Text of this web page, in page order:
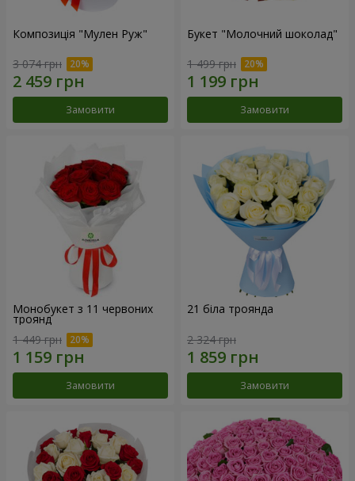
Композиція "Мулен Руж"
3 074 грн
Замовити
Букет "Молочний шоколад"
1 499 грн
Замовити
Монобукет з 11 червоних
троянд
1 449 грн
Замовити
21 біла троянда
2 324 грн
Замовити